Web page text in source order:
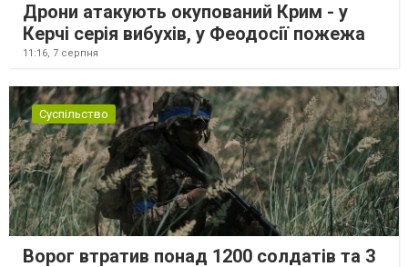
Дрони атакують окупований Крим - у
Керчі серія вибухів, у Феодосії пожежа
11:16, 7 серпня
Суспільство
Ворог втратив понад 1200 солдатів та 3